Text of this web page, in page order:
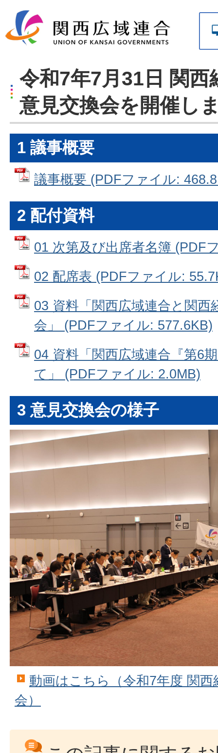
令和7年7月31日 関西
意見交換会を開催し
1 議事概要
議事概要 (PDFファイル:
2 配付資料
01 次第及び出席者名簿 (PDF
02 配席表 (PDFファイル:
03 資料「関西広域連合と関西
会」 (PDFファイル: 577.6KB)
04 資料「関西広域連合『第6
て」 (PDFファイル: 2.0MB)
3 意見交換会の様子
動画はこちら（令和7年度 関
会）